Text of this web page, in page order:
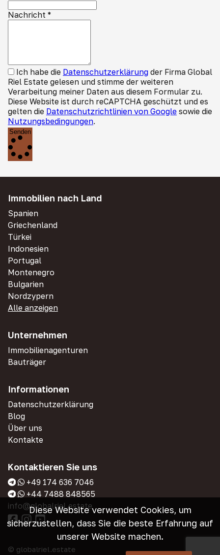
Nachricht *
Ich habe die Datenschutzerklärung der Firma Global
Riel Estate gelesen und stimme der weiteren
Verarbeitung meiner Daten aus diesem Formular zu.
Diese Website ist durch reCAPTCHA geschützt und es
gelten die Datenschutzrichtlinien von Google sowie die
Nutzungsbedingungen.
Senden
Immobilien nach Land
Spanien
Griechenland
Türkei
Indonesien
Portugal
Montenegro
Bulgarien
Nordzypern
Alle anzeigen
Unternehmen
Immobilienagenturen
Bauträger
Informationen
Datenschutzerklärung
Blog
Über uns
Kontakte
Kontaktieren Sie uns
+49 174 636 7046
+44 7488 848565
info@globalriel.estate
© globalriel.estate
Diese Website verwendet Cookies, um
sicherzustellen, dass Sie die beste Erfahrung auf
unserer Website machen.